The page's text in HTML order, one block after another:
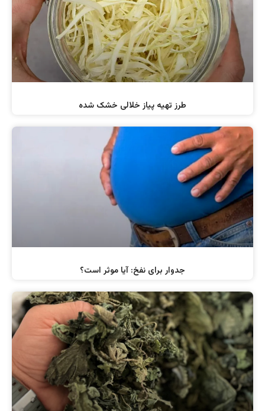
طرز تهیه پیاز خلالی خشک شده
جدوار برای نفخ: آیا موثر است؟